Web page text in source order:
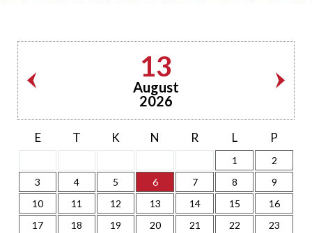
13
August
2026
E T K N R L P
1
2
3
4 5 6 7 8
9
10
11 12 13 14 15
16
17
18 19 20 21 22
23